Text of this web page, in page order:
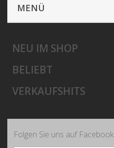
MENÜ
NEU IM SHOP
BELIEBT
VERKAUFSHITS
Folgen Sie uns auf Facebook